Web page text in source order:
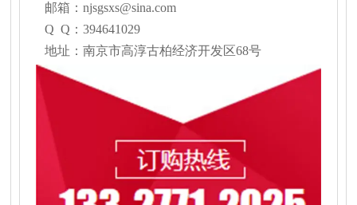
邮箱：njsgsxs@sina.com
Q Q：394641029
地址：南京市高淳古柏经济开发区68号